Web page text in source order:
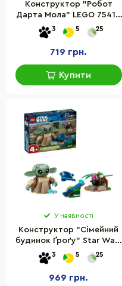
Конструктор "Робот
Дарта Мола" LEGO 75411,
143 деталі
3 5 25
719 грн.
Купити
У наявності
Конструктор "Сімейний
будинок Ґроґу" Star Wars
LEGO 75443, 107 деталей
3 5 25
969 грн.